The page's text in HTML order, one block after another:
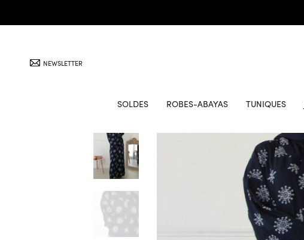
NEWSLETTER
SOLDES ROBES-ABAYAS TUNIQUES